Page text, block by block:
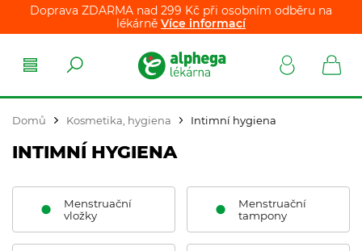
Doprava ZDARMA nad 299 Kč při osobním odběru na
lékárně Více informací
Domů Kosmetika, hygiena Intimní hygiena
INTIMNÍ HYGIENA
Menstruační
vložky
Menstruační
tampony